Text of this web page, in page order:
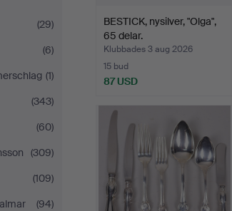
(29)
(6)
(1)
(343)
(60)
(309)
(109)
(94)
BESTICK, nysilver, "Olga",
65 delar.
Klubbades 3 aug 2026
15 bud
87 USD